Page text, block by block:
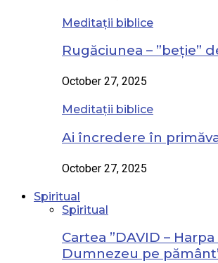
Meditații biblice
Rugăciunea – ”beție”
October 27, 2025
Meditații biblice
Ai încredere în
October 27, 2025
Spiritual
Spiritual
Cartea ”DAVID –
Dumnezeu pe